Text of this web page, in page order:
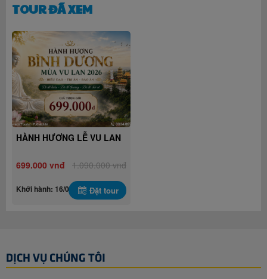
TOUR ĐÃ XEM
HÀNH HƯƠNG LỄ VU LAN
699.000 vnđ 1.090.000 vnđ
Khởi hành: 16/08/2026Đặt tour
DỊCH VỤ CHÚNG TÔI